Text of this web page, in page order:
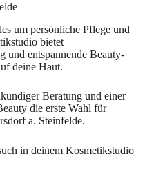
um persönliche Pflege und
bietet
und entspannende Beauty-
deine Haut.
Beratung und einer
die erste Wahl für
a. Steinfelde.
in deinem Kosmetikstudio